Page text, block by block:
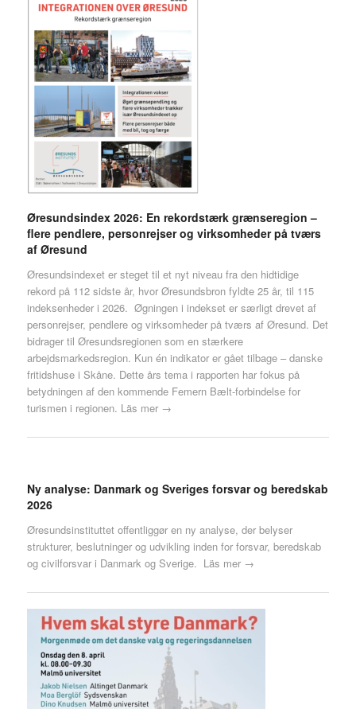
Øresundsindex 2026: En rekordstærk grænseregion –
flere pendlere, personrejser og virksomheder på tværs
af Øresund
Øresundsindexet er steget til et nyt niveau fra den hidtidige
rekord på 112 sidste år, hvor Øresundsbron fyldte 25 år, til 115
indeksenheder i 2026. Øgningen i indekset er særligt drevet af
personrejser, pendlere og virksomheder på tværs af Øresund. Det
bidrager til Øresundsregionen som en stærkere
arbejdsmarkedsregion. Kun én indikator er gået tilbage – danske
fritidshuse i Skåne. Dette års tema i rapporten har fokus på
betydningen af den kommende Femern Bælt-forbindelse for
turismen i regionen. Läs mer →
Ny analyse: Danmark og Sveriges forsvar og beredskab
2026
Øresundsinstituttet offentliggør en ny analyse, der belyser
strukturer, beslutninger og udvikling inden for forsvar, beredskab
og civilforsvar i Danmark og Sverige. Läs mer →